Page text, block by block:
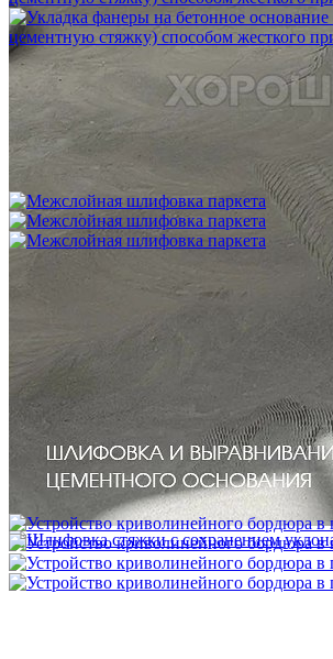
Укладка фанеры на бетонное основание
цементную стяжку) способом жесткого
Межслойная шлифовка паркета